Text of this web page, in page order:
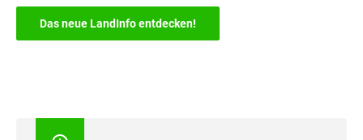
Das neue LandInfo entdecken!